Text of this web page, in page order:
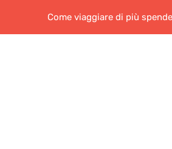
Come viaggiare di più